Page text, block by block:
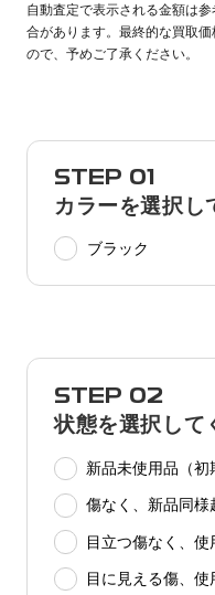
自動査定で表示される金額は
合があります。最終的な買取
ので、予めご了承ください。
STEP 01
カラーを選択し
ブラック
STEP 02
状態を選択して
新品未使用品（初
傷なく、新品同様
目立つ傷なく、
目に見える傷、使